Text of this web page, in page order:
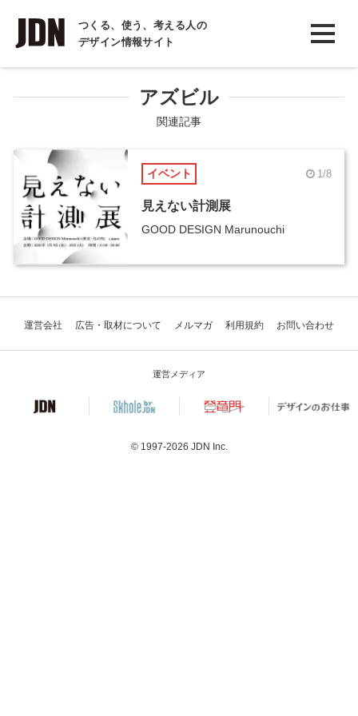
つくる、使う、考える人の
デザイン情報サイト
INTERVIEW
インタビュー
COLUMN
コラム
アズビル
関連記事
イベント 1/8
見えない計測展
GOOD DESIGN Marunouchi
運営会社 広告・取材について メルマガ 利用規約 お問い合わせ
運営メディア
© 1997-2026 JDN Inc.